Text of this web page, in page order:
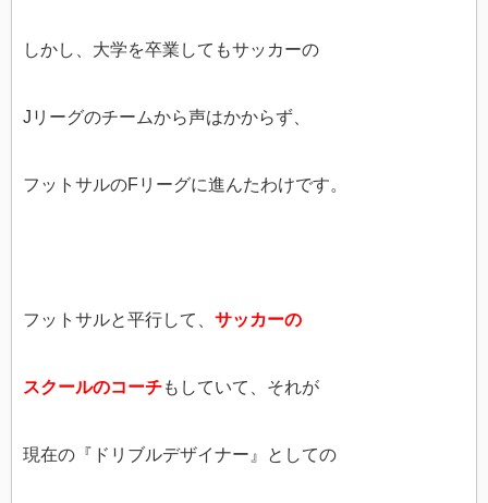
しかし、大学を卒業してもサッカーの
Jリーグのチームから声はかからず、
フットサルのFリーグに進んたわけです。
フットサルと平行して、 サッカーの
スクールのコーチもしていて、それが
現在の『ドリブルデザイナー』としての